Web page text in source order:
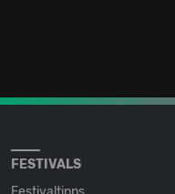
FESTIVALS